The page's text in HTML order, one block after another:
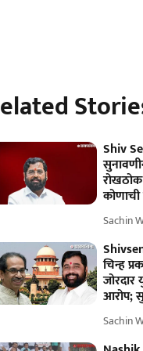
Shiv
कोणाची
Sachin
चिन्ह
आरोप;
Sachin